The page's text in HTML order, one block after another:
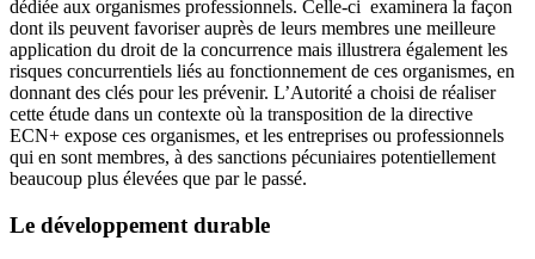
dédiée aux organismes professionnels. Celle-ci examinera la façon
dont ils peuvent favoriser auprès de leurs membres une meilleure
application du droit de la concurrence mais illustrera également les
risques concurrentiels liés au fonctionnement de ces organismes, en
donnant des clés pour les prévenir. L’Autorité a choisi de réaliser
cette étude dans un contexte où la transposition de la directive
ECN+ expose ces organismes, et les entreprises ou professionnels
qui en sont membres, à des sanctions pécuniaires potentiellement
beaucoup plus élevées que par le passé.
Le développement durable